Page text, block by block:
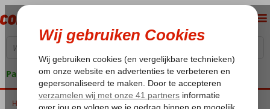
Pakketgarantie
Home Herfstvakantie Ibiza